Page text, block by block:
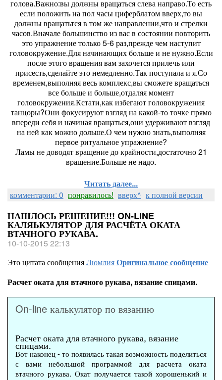
голова.Важно:вы должны вращаться слева направо.То есть
если положить на пол часы циферблатом вверх,то вы
должны вращатьтся в том же направлении,что и стрелки
часов.Вначале большинство из вас в состоянии повторить
это упражнение только 5-6 раз,прежде чем наступит
головокружение.Для начинающих больше и не нужно.Если
после этого вращения вам захочется прилечь или
присесть,сделайте это немедленно.Так поступала и я.Со
временем,выполняя весь комплекс,вы сможете вращаться
все больше и больше,отдаляя момент
головокружения.Кстати,как избегают головокружения
танцоры?Они фокусируют взгляд на какой-то точке прямо
впереди себя и начиная вращаться,они удерживают взгляд
на ней как можно дольше.О чем нужно знать,выполняя
первое ритуальное упражнение?
Ламы не доводят вращение до крайности,достаточно 21
вращение.Больше не надо.
Читать далее...
комментарии: 0 понравилось! вверх^ к полной версии
НАШЛОСЬ РЕШЕНИЕ!!! ON-LINE
КАЛЯЬКУЛЯТОР ДЛЯ РАСЧЁТА ОКАТА
ВТАЧНОГО РУКАВА.
10-10-2015 22:13
Это цитата сообщенияЛюмлияОригинальное сообщение
Расчет оката для втачного рукава, вязание спицами.
On-line калькулятор по вязанию
Расчет оката для втачного рукава, вязание
спицами.
Вот наконец - то появилась такая возможность поделиться
с вами небольшой программой для расчета оката
втачного рукава. Окат получается такой хорошенький и